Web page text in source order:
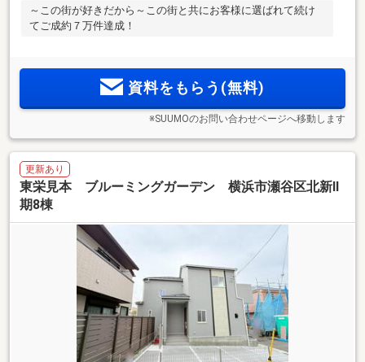
～この街が好きだから～この街と共にお客様に選ばれて続け
てご成約７万件達成！
資料をもらう(無料)
※SUUMOのお問い合わせページへ移動します
更新あり
東栄見本 ブルーミングガーデン 横浜市瀬谷区北新Ⅱ
期8棟